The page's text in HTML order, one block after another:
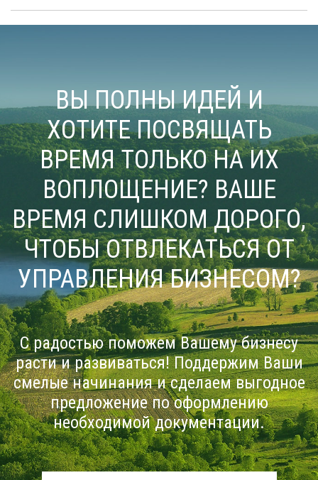
ВЫ ПОЛНЫ ИДЕЙ И
ХОТИТЕ ПОСВЯЩАТЬ
ВРЕМЯ ТОЛЬКО НА ИХ
ВОПЛОЩЕНИЕ? ВАШЕ
ВРЕМЯ СЛИШКОМ ДОРОГО,
ЧТОБЫ ОТВЛЕКАТЬСЯ ОТ
УПРАВЛЕНИЯ БИЗНЕСОМ?
С радостью поможем Вашему бизнесу
расти и развиваться! Поддержим Ваши
смелые начинания и сделаем выгодное
предложение по оформлению
необходимой документации.